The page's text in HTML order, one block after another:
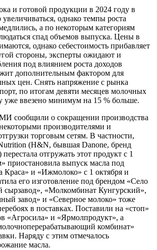
и готовой продукции в 2024 году в
однако темпы роста
а по некоторым категориям
спад объемов выпуска. Цены в
однако себестоимость прибавляет
стороны, эксперты ожидают и
под влиянием роста доходов
дополнительным фактором для
цен. Снять напряжение с рынка
по итогам девяти месяцев молочных
уже ввезено минимум на 15 % больше.
сообщили о сокращении производства
производителями и
торговым сетям. В частности,
(H&N, бывшая Danone, бренд
отгружать этот продукт с 1
приостановила выпуск масла под
Краса» и «Ижмолоко» с 1 октября и
его изготовление под брендом «Село
сырзавод», «Молкомбинат Кунгурский»,
завод» и «Северное молоко» тоже
в поставках. Поставили на «стоп»
«Агросила» и «Ярмолпродукт», а
комбинат»
Наряду с этим отмечалось
масла.